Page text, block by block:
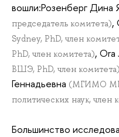
вошли:Розенберг Дина
председатель комитета),
Sydney, PhD, член
PhD, член комитета), Ora
ВШЭ, PhD, член комитета)
Геннадьевна (МГИМО
политических наук, член
Большинство